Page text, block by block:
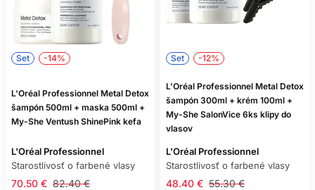
Set -14%
L'Oréal Professionnel Metal Detox
šampón 500ml + maska 500ml +
My-She Ventush ShinePink kefa
L'Oréal Professionnel
Starostlivosť o farbené vlasy
82.40 €
70.50 €
Set -12%
L'Oréal Professionnel Metal Detox
šampón 300ml + krém 100ml +
My-She SalonVice 6ks klipy do
vlasov
L'Oréal Professionnel
Starostlivosť o farbené vlasy
55.30 €
48.40 €